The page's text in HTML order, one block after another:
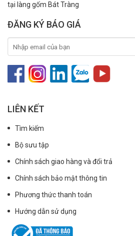
tại làng gốm Bát Tràng
ĐĂNG KÝ BÁO GIÁ
LIÊN KẾT
Tìm kiếm
Bộ sưu tập
Chính sách giao hàng và đổi trả
Chính sách bảo mật thông tin
Phương thức thanh toán
Hướng dẫn sử dụng